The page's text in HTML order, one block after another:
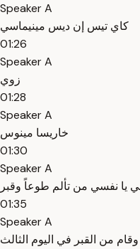
Speaker A
كاي تيس إن ديس مينيماسي
01:26
Speaker A
زوي
01:28
Speaker A
خاريسا مينوس
01:30
Speaker A
يا نفسي من تألم طوعاً وقبر
01:35
Speaker A
وقام من القبر في اليوم الثالث